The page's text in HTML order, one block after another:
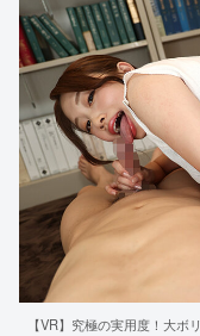
【VR】究極の実用度！大